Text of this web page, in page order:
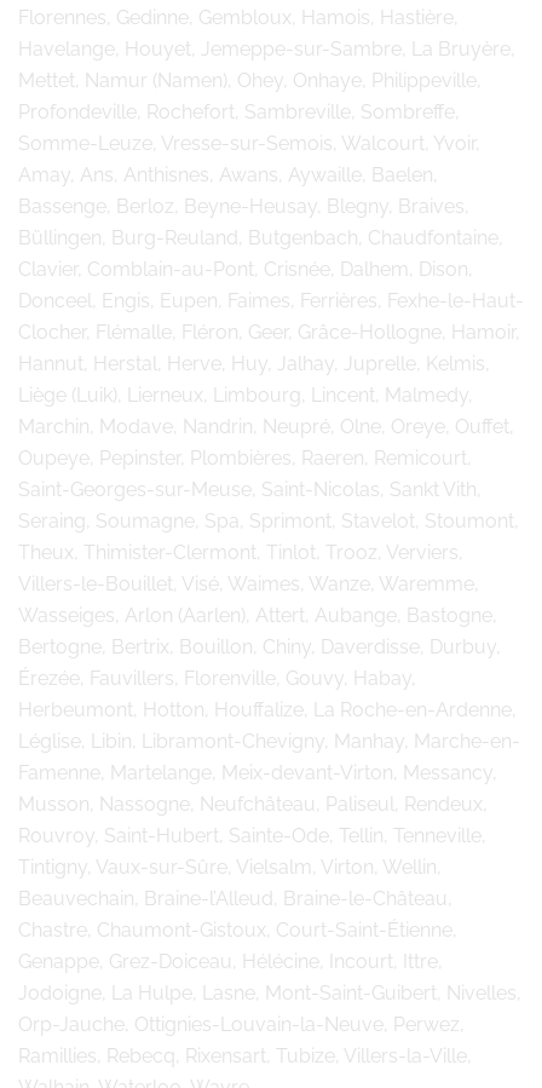
Florennes, Gedinne, Gembloux, Hamois, Hastière,
Havelange, Houyet, Jemeppe-sur-Sambre, La Bruyère,
Mettet, Namur (Namen), Ohey, Onhaye, Philippeville,
Profondeville, Rochefort, Sambreville, Sombreffe,
Somme-Leuze, Vresse-sur-Semois, Walcourt, Yvoir,
Amay, Ans, Anthisnes, Awans, Aywaille, Baelen,
Bassenge, Berloz, Beyne-Heusay, Blegny, Braives,
Büllingen, Burg-Reuland, Butgenbach, Chaudfontaine,
Clavier, Comblain-au-Pont, Crisnée, Dalhem, Dison,
Donceel, Engis, Eupen, Faimes, Ferrières, Fexhe-le-Haut-
Clocher, Flémalle, Fléron, Geer, Grâce-Hollogne, Hamoir,
Hannut, Herstal, Herve, Huy, Jalhay, Juprelle, Kelmis,
Liège (Luik), Lierneux, Limbourg, Lincent, Malmedy,
Marchin, Modave, Nandrin, Neupré, Olne, Oreye, Ouffet,
Oupeye, Pepinster, Plombières, Raeren, Remicourt,
Saint-Georges-sur-Meuse, Saint-Nicolas, Sankt Vith,
Seraing, Soumagne, Spa, Sprimont, Stavelot, Stoumont,
Theux, Thimister-Clermont, Tinlot, Trooz, Verviers,
Villers-le-Bouillet, Visé, Waimes, Wanze, Waremme,
Wasseiges, Arlon (Aarlen), Attert, Aubange, Bastogne,
Bertogne, Bertrix, Bouillon, Chiny, Daverdisse, Durbuy,
Érezée, Fauvillers, Florenville, Gouvy, Habay,
Herbeumont, Hotton, Houffalize, La Roche-en-Ardenne,
Léglise, Libin, Libramont-Chevigny, Manhay, Marche-en-
Famenne, Martelange, Meix-devant-Virton, Messancy,
Musson, Nassogne, Neufchâteau, Paliseul, Rendeux,
Rouvroy, Saint-Hubert, Sainte-Ode, Tellin, Tenneville,
Tintigny, Vaux-sur-Sûre, Vielsalm, Virton, Wellin,
Beauvechain, Braine-l’Alleud, Braine-le-Château,
Chastre, Chaumont-Gistoux, Court-Saint-Étienne,
Genappe, Grez-Doiceau, Hélécine, Incourt, Ittre,
Jodoigne, La Hulpe, Lasne, Mont-Saint-Guibert, Nivelles,
Orp-Jauche, Ottignies-Louvain-la-Neuve, Perwez,
Ramillies, Rebecq, Rixensart, Tubize, Villers-la-Ville,